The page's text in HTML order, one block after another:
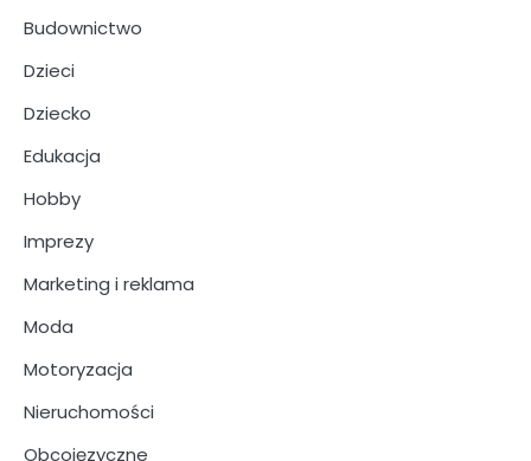
Budownictwo
Dzieci
Dziecko
Edukacja
Hobby
Imprezy
Marketing i reklama
Moda
Motoryzacja
Nieruchomości
Obcojęzyczne